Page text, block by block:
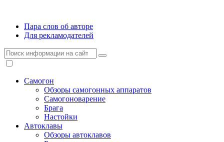
Пара слов об авторе
Для рекламодателей
Самогон
Обзоры самогонных аппаратов
Самогоноварение
Брага
Настойки
Автоклавы
Обзоры автоклавов